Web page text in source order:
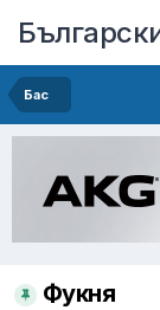
Бас
Фукня